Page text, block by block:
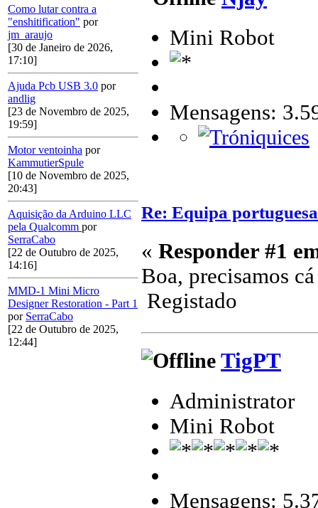
Como lutar contra a
"enshitification" por
jm_araujo
[30 de Janeiro de 2026,
17:10]
Ajuda Pcb USB 3.0 por
andlig
[23 de Novembro de 2025,
19:59]
Motor ventoinha por
KammutierSpule
[10 de Novembro de 2025,
20:43]
Aquisição da Arduino LLC
pela Qualcomm por
SerraCabo
[22 de Outubro de 2025,
14:16]
MMD-1 Mini Micro
Designer Restoration - Part 1
por SerraCabo
[22 de Outubro de 2025,
12:44]
Mini Robot
Mensagens:
Re: Equipa
« Responder #1
Boa, precisamos
Registado
TigPT
Administrator
Mini Robot
Mensagens: